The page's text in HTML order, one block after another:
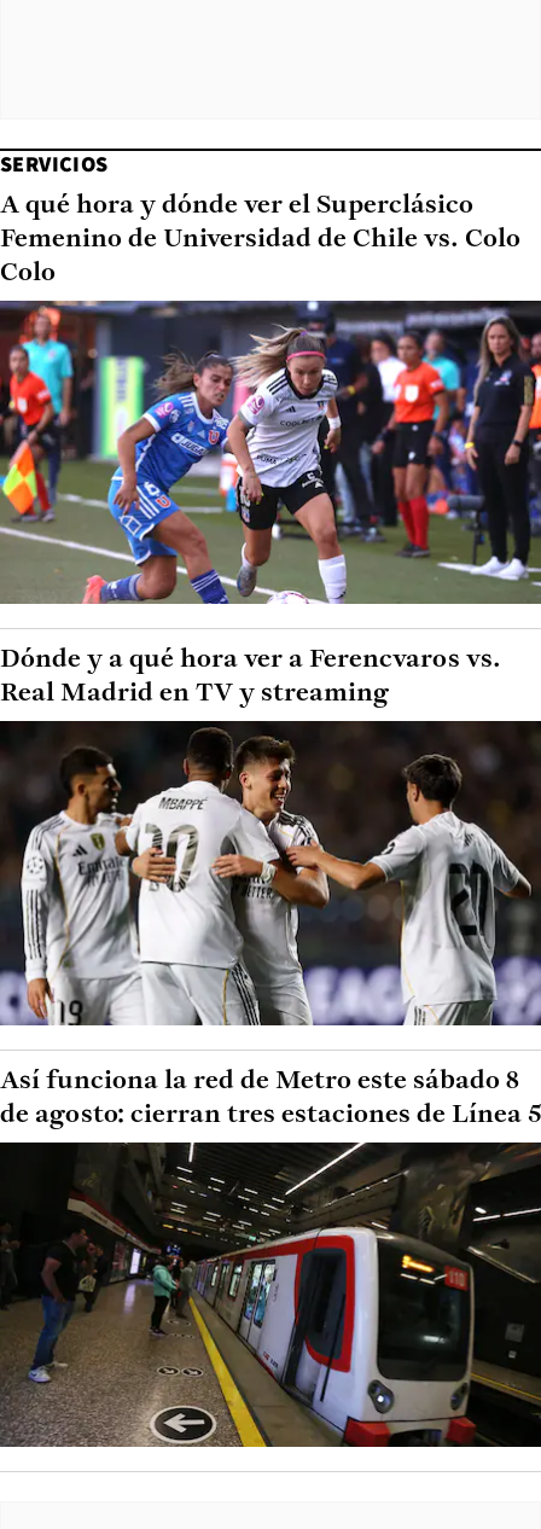
SERVICIOS
A qué hora y dónde ver el Superclásico
Femenino de Universidad de Chile vs. Colo
Colo
Dónde y a qué hora ver a Ferencvaros vs.
Real Madrid en TV y streaming
Así funciona la red de Metro este sábado 8
de agosto: cierran tres estaciones de Línea 5